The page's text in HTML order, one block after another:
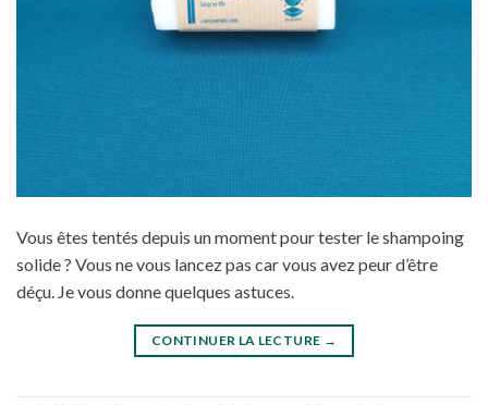
Vous êtes tentés depuis un moment pour tester le shampoing
solide ? Vous ne vous lancez pas car vous avez peur d’être
déçu. Je vous donne quelques astuces.
CONTINUER LA LECTURE →